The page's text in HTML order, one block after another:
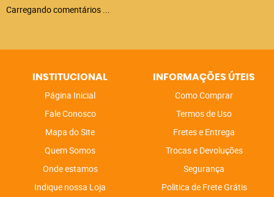
Carregando comentários ...
INSTITUCIONAL
Página Inicial
Fale Conosco
Mapa do Site
Quem Somos
Onde estamos
Indique nossa Loja
INFORMAÇÕES ÚTEIS
Como Comprar
Termos de Uso
Fretes e Entrega
Trocas e Devoluções
Segurança
Politica de Frete Grátis